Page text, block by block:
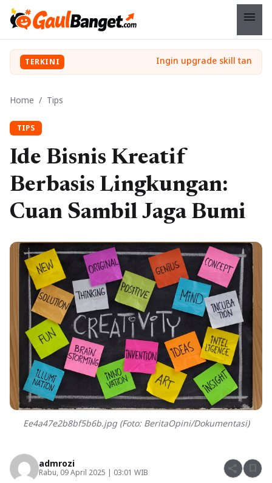
menu
TERKINI
Home / Tips
TIPS
Ide Bisnis Kreatif
Berbasis Lingkungan:
Cuan Sambil Jaga Bumi
Ee4a47e2b8bf5b6b.jpg (Foto: BeritaOpini/Dokumentasi)
admrozi
Rabu, 09 April 2025 | 03:01 WIB share bookmark